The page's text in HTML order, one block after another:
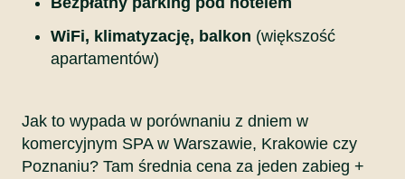
WiFi, klimatyzację, balkon (większość
apartamentów)
Jak to wypada w porównaniu z dniem w
komercyjnym SPA w Warszawie, Krakowie czy
Poznaniu? Tam średnia cena za jeden zabieg +